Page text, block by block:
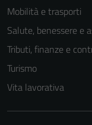
Mobilità e trasporti
Salute, benessere e
Tributi, finanze e
Turismo
Vita lavorativa